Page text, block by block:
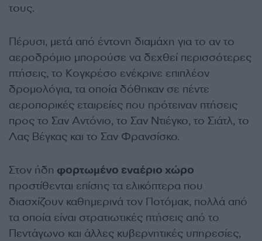
τους.
Πέρυσι, μετά από έντονη διαμάχη για το αν το
αεροδρόμιο μπορούσε να δεχθεί περισσότερες
πτήσεις, το Κογκρέσο ενέκρινε επιπλέον
δρομολόγια, τα οποία δόθηκαν σε πέντε
αεροπορικές εταιρείες που πρότειναν πτήσεις
προς το Σαν Αντόνιο, το Σαν Ντιέγκο, το Σιάτλ, το
Λας Βέγκας και το Σαν Φρανσίσκο.
Στον ήδη φορτωμένο εναέριο χώρο
προστίθενται επίσης τα ελικόπτερα που
διασχίζουν καθημερινά τον Ποτόμακ, πολλά από
τα οποία είναι στρατιωτικές πτήσεις από το
Πεντάγωνο και άλλες κυβερνητικές υπηρεσίες,